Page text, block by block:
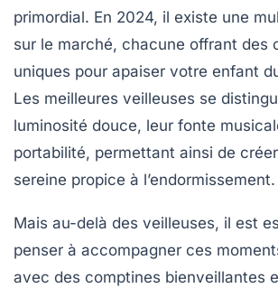
primordial. En 2024, il existe une
sur le marché, chacune offrant des
uniques pour apaiser votre enfant
Les meilleures veilleuses se
luminosité douce, leur fonte
portabilité, permettant ainsi de
sereine propice à l’endormissement.
Mais au-delà des veilleuses, il est
penser à accompagner ces
avec des comptines bienveillantes